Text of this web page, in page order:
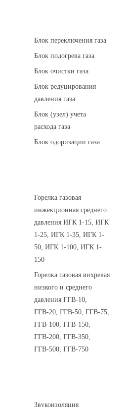
Блок переключения газа
Блок подогрева газа
Блок очистки газа
Блок редуцирования
давления газа
Блок (узел) учета
расхода газа
Блок одоризации газа
Горелка газовая
инжекционная среднего
давления ИГК 1-15, ИГК
1-25, ИГК 1-35, ИГК 1-
50, ИГК 1-100, ИГК 1-
150
Горелка газовая вихревая
низкого и среднего
давления ГГВ-10,
ГГВ-20, ГГВ-50, ГГВ-75,
ГГВ-100, ГГВ-150,
ГГВ-200, ГГВ-350,
ГГВ-500, ГГВ-750
Звукоизоляция